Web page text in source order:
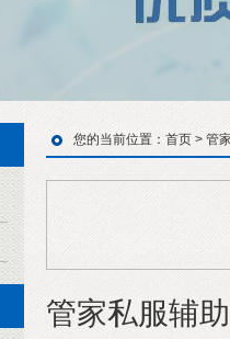
您的当前位置： 首页 > 管
管家私服辅